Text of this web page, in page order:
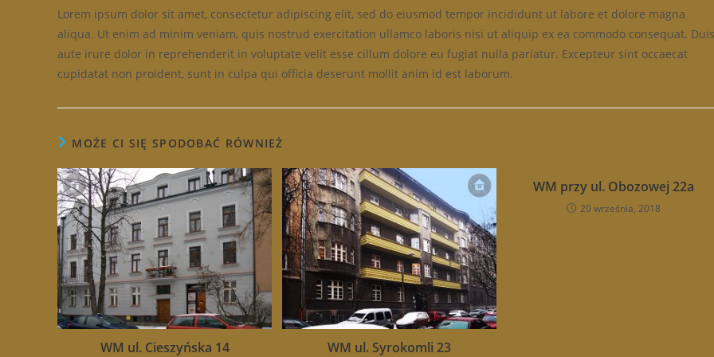
Lorem ipsum dolor sit amet, consectetur adipiscing elit, sed do eiusmod tempor incididunt ut labore et dolore magna
aliqua. Ut enim ad minim veniam, quis nostrud exercitation ullamco laboris nisi ut aliquip ex ea commodo consequat. Duis
aute irure dolor in reprehenderit in voluptate velit esse cillum dolore eu fugiat nulla pariatur. Excepteur sint occaecat
cupidatat non proident, sunt in culpa qui officia deserunt mollit anim id est laborum.
MOŻE CI SIĘ SPODOBAĆ RÓWNIEŻ
WM ul. Cieszyńska 14 WM ul. Syrokomli 23
WM przy ul. Obozowej 22a
20 września, 2018